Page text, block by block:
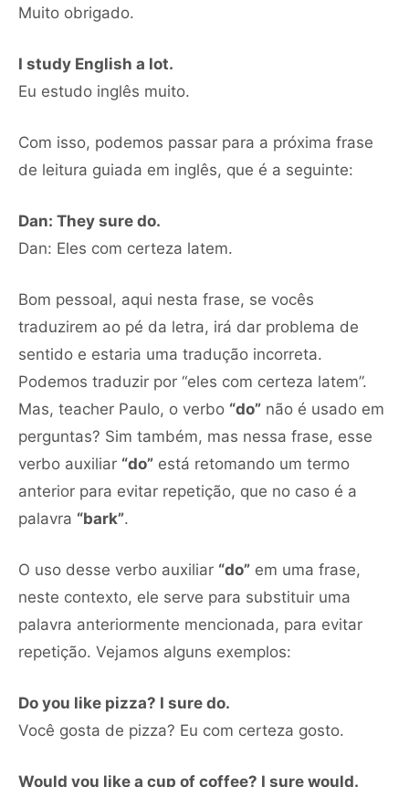
Muito obrigado.
I study English a lot.
Eu estudo inglês muito.
Com isso, podemos passar para a próxima frase
de leitura guiada em inglês, que é a seguinte:
Dan: They sure do.
Dan: Eles com certeza latem.
Bom pessoal, aqui nesta frase, se vocês
traduzirem ao pé da letra, irá dar problema de
sentido e estaria uma tradução incorreta.
Podemos traduzir por “eles com certeza latem”.
Mas, teacher Paulo, o verbo “do” não é usado em
perguntas? Sim também, mas nessa frase, esse
verbo auxiliar “do” está retomando um termo
anterior para evitar repetição, que no caso é a
palavra “bark”.
O uso desse verbo auxiliar “do” em uma frase,
neste contexto, ele serve para substituir uma
palavra anteriormente mencionada, para evitar
repetição. Vejamos alguns exemplos:
Do you like pizza? I sure do.
Você gosta de pizza? Eu com certeza gosto.
Would you like a cup of coffee? I sure would.